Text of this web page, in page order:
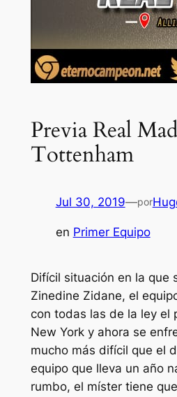
Previa Real
Tottenham
Jul 30, 2019—por
en Primer Equipo
Difícil situación en la que
Zinedine Zidane, el
con todas las de la ley el
New York y ahora se
mucho más difícil que el
equipo que lleva un año
rumbo, el míster tiene